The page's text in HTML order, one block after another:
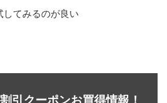
してみるのが良い
引クーポンお買得情報！